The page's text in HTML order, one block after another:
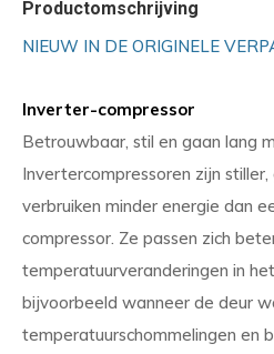
Productomschrijving
NIEUW IN DE ORIGINELE
Inverter-compressor
Betrouwbaar, stil en gaan lang
Invertercompressoren zijn
verbruiken minder energie dan
compressor. Ze passen zich
temperatuurveranderingen in
bijvoorbeeld wanneer de deur
temperatuurschommelingen en